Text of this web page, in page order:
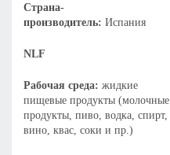
Страна-
производитель: Испания
NLF
Рабочая среда: жидкие
пищевые продукты (молочные
продукты, пиво, водка, спирт,
вино, квас, соки и пр.)